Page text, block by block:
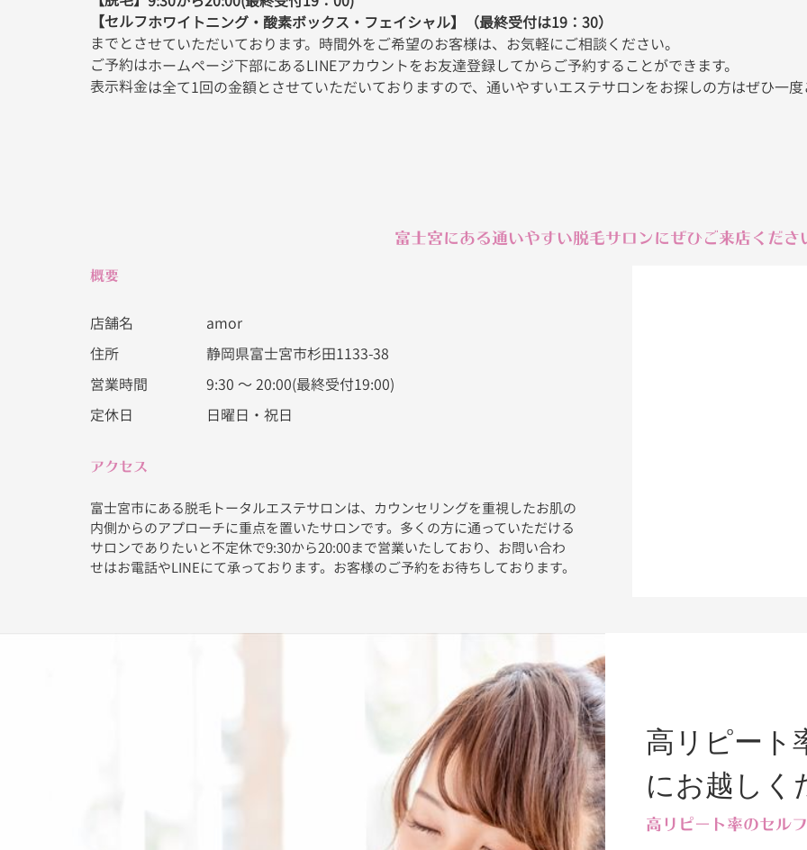
【セルフホワイトニング・酸素ボックス・フェイシャル】（最終受付は19：30）
までとさせていただいております。時間外をご希望のお客様は、お気軽にご相談ください。
ご予約はホームページ下部にあるLINEアカウントをお友達登録してからご予約することができます。
表示料金は全て1回の金額とさせていただいておりますので、通いやすいエステサロンをお探しの方はぜひ一
富士宮にある通いやすい脱毛サロンにぜひご来店くださ
概要
店舗名 amor
住所 静岡県富士宮市杉田1133-38
営業時間 9:30 〜 20:00(最終受付19:00)
定休日 日曜日・祝日
アクセス
富士宮市にある脱毛トータルエステサロンは、カウンセリングを重視したお肌の
内側からのアプローチに重点を置いたサロンです。多くの方に通っていただける
サロンでありたいと不定休で9:30から20:00まで営業いたしており、お問い合わ
せはお電話やLINEにて承っております。お客様のご予約をお待ちしております。
高リピート
にお越しく
高リピート率のセル